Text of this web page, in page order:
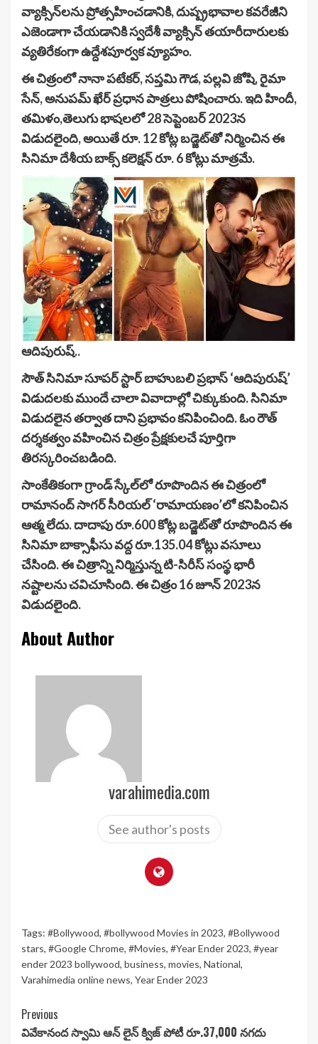
వ్యాక్సిన్‌లను ప్రోత్సహించడానికి, దుష్ప్రభావాల కవరేజీని
ఎజెండాగా చేయడానికి స్వదేశీ వ్యాక్సిన్ తయారీదారులకు
వ్యతిరేకంగా ఉద్దేశపూర్వక వ్యూహం.
ఈ చిత్రంలో నానా పటేకర్, సప్తమి గౌడ, పల్లవి జోషి, రైమా
సేన్, అనుపమ్ ఖేర్ ప్రధాన పాత్రలు పోషించారు. ఇది హిందీ,
తమిళం,తెలుగు భాషలలో 28 సెప్టెంబర్ 2023న
విడుదలైంది, అయితే రూ. 12 కోట్ల బడ్జెట్‌తో నిర్మించిన ఈ
సినిమా దేశీయ బాక్స్ కలెక్షన్ రూ. 6 కోట్లు మాత్రమే.
ఆదిపురుష్..
సౌత్ సినిమా సూపర్ స్టార్ బాహుబలి ప్రభాస్ ‘ఆదిపురుష్’
విడుదలకు ముందే చాలా వివాదాల్లో చిక్కుకుంది. సినిమా
విడుదలైన తర్వాత దాని ప్రభావం కనిపించింది. ఓం రౌత్
దర్శకత్వం వహించిన చిత్రం ప్రేక్షకులచే పూర్తిగా
తిరస్కరించబడింది.
సాంకేతికంగా గ్రాండ్‌ స్కేల్‌లో రూపొందిన ఈ చిత్రంలో
రామానంద్‌ సాగర్‌ సీరియల్‌ ‘రామాయణం’లో కనిపించిన
ఆత్మ లేదు. దాదాపు రూ.600 కోట్ల బడ్జెట్‌తో రూపొందిన ఈ
సినిమా బాక్సాఫీసు వద్ద రూ.135.04 కోట్లు వసూలు
చేసింది. ఈ చిత్రాన్ని నిర్మిస్తున్న టి-సిరీస్ సంస్థ భారీ
నష్టాలను చవిచూసింది. ఈ చిత్రం 16 జూన్ 2023న
విడుదలైంది.
About Author
varahimedia.com
See author's posts
Tags: #Bollywood, #bollywood Movies in 2023, #Bollywood
stars, #Google Chrome, #Movies, #Year Ender 2023, #year
ender 2023 bollywood, business, movies, National,
Varahimedia online news, Year Ender 2023
Continue
Previous
వివేకానంద స్వామి ఆన్ లైన్ క్విజ్ పోటీ రూ.37,000 నగదు